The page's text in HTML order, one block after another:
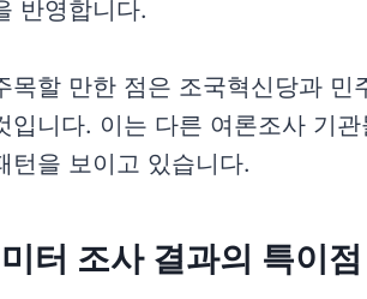
반영합니다.
목할 만한 점은 조국혁신당과 민
입니다. 이는 다른 여론조사 기
턴을 보이고 있습니다.
터 조사 결과의 특이점